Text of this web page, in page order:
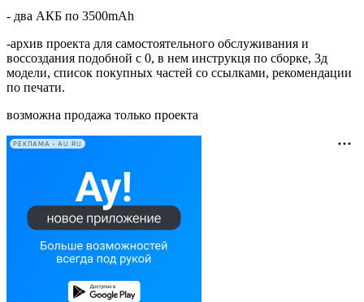
- два АКБ по 3500mAh
-архив проекта для самостоятельного обслуживания и
воссоздания подобной с 0, в нем инструкця по сборке, 3д
модели, список покупных частей со ссылками, рекомендации
по печати.
возможна продажа только проекта
РЕКЛАМА • AU.RU